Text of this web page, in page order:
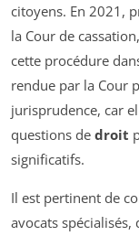
citoyens. En 2021,
la Cour de
cette procédure
rendue par la Cour
jurisprudence, car
questions de droit
significatifs.
Il est pertinent de
avocats spécialisés,